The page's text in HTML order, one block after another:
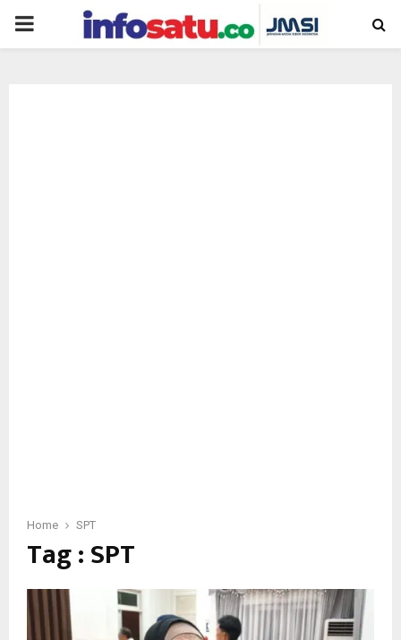
PRIMARY
Home SPT
Tag : SPT